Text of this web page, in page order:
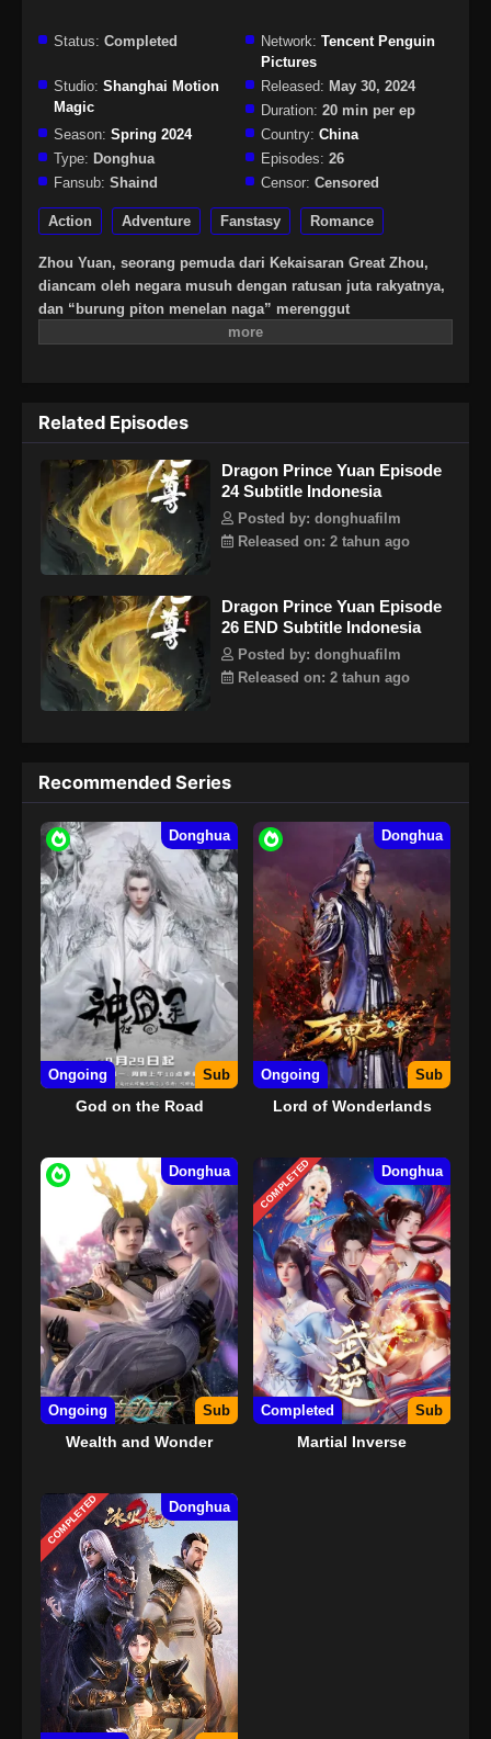
Status: Completed Network: Tencent Penguin
Pictures
Studio: Shanghai Motion
Magic
Released: May 30, 2024
Duration: 20 min per ep
Season: Spring 2024 Country: China
Type: Donghua Episodes: 26
Fansub: Shaind Censor: Censored
Action Adventure Fanstasy Romance
Zhou Yuan, seorang pemuda dari Kekaisaran Great Zhou,
diancam oleh negara musuh dengan ratusan juta rakyatnya,
dan “burung piton menelan naga” merenggut
“keberuntungan naga suci” yang semula menjadi miliknya.
misterius Yaoyao, dan membebaskan dirinya dari belenggu
kekuatannya sendiri untuk dengan berani menyelamatkan
keluarga, kekaisaran, dan dunia. Pemuda itu menulis, dan
naga dan ular menari! Pisahkan dunia yang bermasalah dan
terangi langit! Aku memiliki hembusan energi hitam dan
kuning yang dapat menelan matahari, bulan, dan bintang-
bintang di langit dan bumi. Di Alam Genesis Qi ini, Zhou
memulai jalan menuju nirwana di mana nasibnya tergantung
terbalik dan hidupnya terbalik…
Related Episodes
Dragon Prince Yuan Episode
24 Subtitle Indonesia
Posted by: donghuafilm
Released on: 2 tahun ago
Dragon Prince Yuan Episode
26 END Subtitle Indonesia
Posted by: donghuafilm
Released on: 2 tahun ago
Recommended Series
Donghua
Ongoing Sub
God on the Road
Donghua
Ongoing Sub
Lord of Wonderlands
Donghua
Ongoing Sub
Wealth and Wonder
COMPLETED Donghua
Completed Sub
Martial Inverse
COMPLETED Donghua